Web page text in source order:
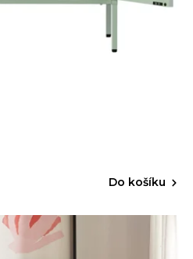
Do košíku